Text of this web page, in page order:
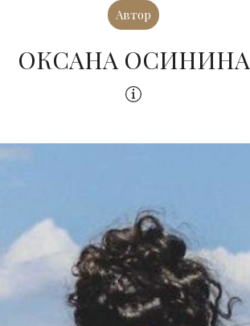
Автор
ОКСАНА ОСИНИНА